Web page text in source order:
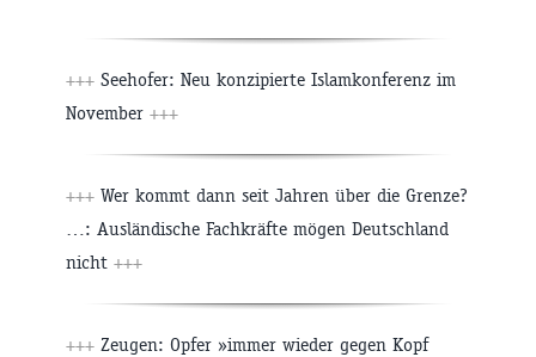
+++ Seehofer: Neu konzipierte Islamkonferenz im
November +++
+++ Wer kommt dann seit Jahren über die Grenze?
…: Ausländische Fachkräfte mögen Deutschland
nicht +++
+++ Zeugen: Opfer »immer wieder gegen Kopf